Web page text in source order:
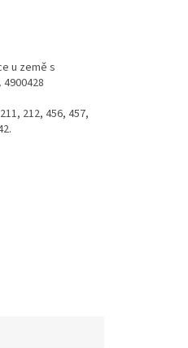
u země s
212,456, 457,